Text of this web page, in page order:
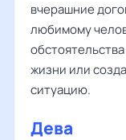
вчерашние
любимому
жизни или
ситуацию.
Дева